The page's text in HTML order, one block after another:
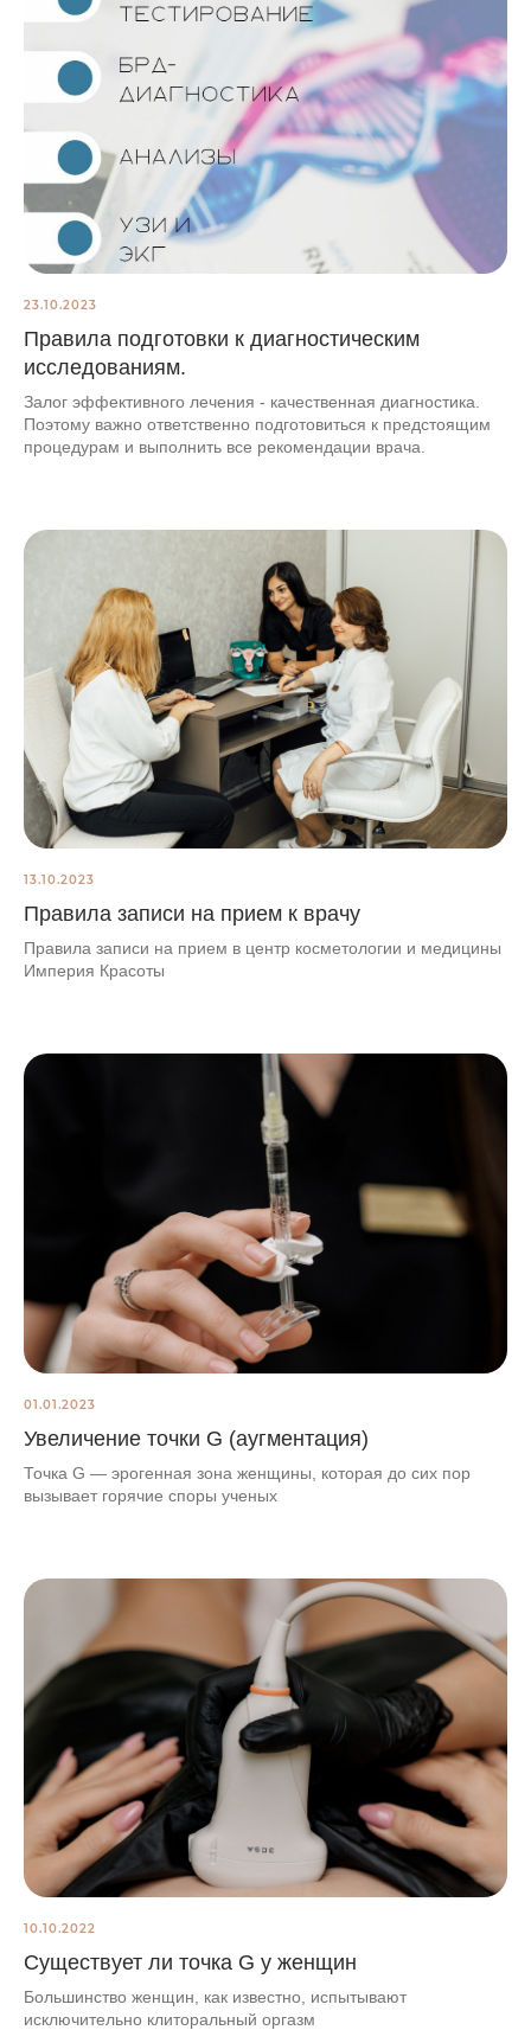
23.10.2023
Правила подготовки к диагностическим
исследованиям.
Залог эффективного лечения - качественная диагностика.
Поэтому важно ответственно подготовиться к предстоящим
процедурам и выполнить все рекомендации врача.
13.10.2023
Правила записи на прием к врачу
Правила записи на прием в центр косметологии и медицины
Империя Красоты
01.01.2023
Увеличение точки G (аугментация)
Точка G — эрогенная зона женщины, которая до сих пор
вызывает горячие споры ученых
10.10.2022
Существует ли точка G у женщин
Большинство женщин, как известно, испытывают
исключительно клиторальный оргазм